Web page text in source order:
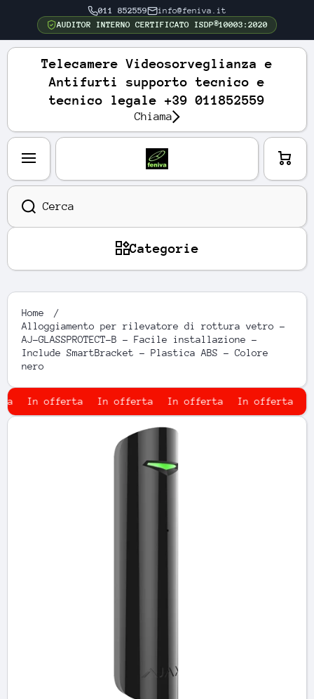
VAI DIRETTAMENTE AI CONTENUTI
011 852559
info@feniva.it
AUDITOR INTERNO CERTIFICATO ISDP®10003:2020
Telecamere Videosorveglianza e
Antifurti supporto tecnico e
tecnico legale +39 011852559
Chiama
Cerca
Carre
llo
Categorie
Home
Alloggiamento per rilevatore di rottura vetro -
AJ-GLASSPROTECT-B - Facile installazione -
Include SmartBracket - Plastica ABS - Colore
nero
In offerta In offerta In offerta In offerta
Passa alle informazioni sul prodotto